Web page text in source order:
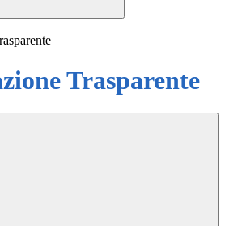
Trasparente